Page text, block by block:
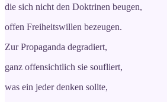
die sich nicht den Doktrinen beugen,
offen Freiheitswillen bezeugen.
Zur Propaganda degradiert,
ganz offensichtlich sie soufliert,
was ein jeder denken sollte,